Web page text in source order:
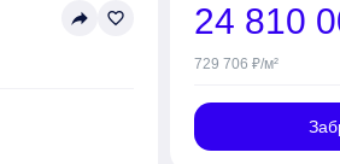
reply favorite_border 24 810
729 706 ₽/м²